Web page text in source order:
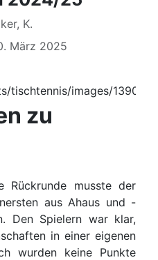
K.
März 2025
zu
musste der
aus Ahaus und -
Den Spielern war klar,
in einer eigenen
wurden keine Punkte